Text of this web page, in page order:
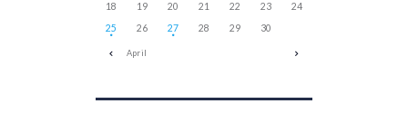
April
18
19 20 21 22 23
24
25
26 27 28 29 30